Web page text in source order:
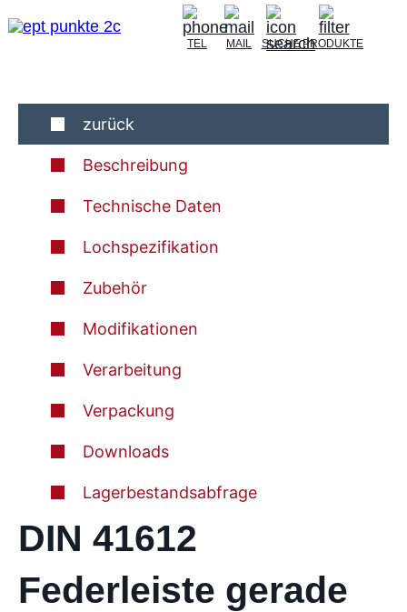
TEL MAIL SUCHEPRODUKTE
zurück
Beschreibung
Technische Daten
Lochspezifikation
Zubehör
Modifikationen
Verarbeitung
Verpackung
Downloads
Lagerbestandsabfrage
DIN 41612
Federleiste gerade